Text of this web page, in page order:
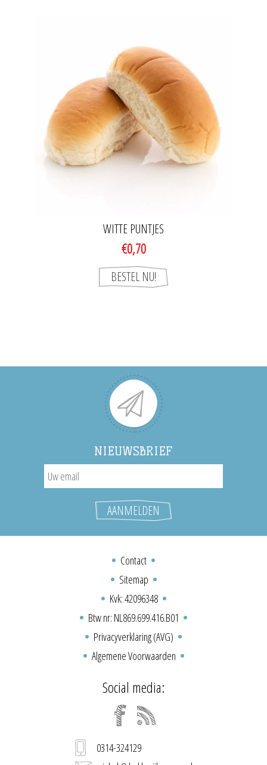
WITTE PUNTJES
€0,70
NIEUWSBRIEF
Contact
Sitemap
Kvk: 42096348
Btw nr: NL869.699.416.B01
Privacyverklaring (AVG)
Algemene Voorwaarden
Social media:
0314-324129